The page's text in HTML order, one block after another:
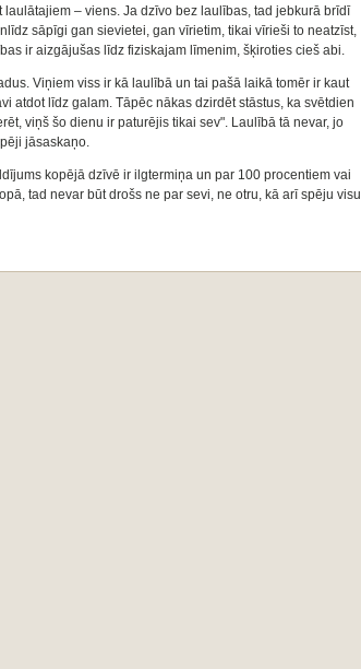
– viens. Ja dzīvo bez laulības, tad jebkurā brīdī
sāpīgi gan sievietei, gan vīrietim, tikai vīrieši to neatzīst,
ir aizgājušas līdz fiziskajam līmenim, šķiroties cieš abi.
Viņiem viss ir kā laulībā un tai pašā laikā tomēr ir kaut
atdot līdz galam. Tāpēc nākas dzirdēt stāstus, ka svētdien
viņš šo dienu ir paturējis tikai sev". Laulībā tā nevar, jo
jāsaskaņo.
kopējā dzīvē ir ilgtermiņa un par 100 procentiem vai
tad nevar būt drošs ne par sevi, ne otru, kā arī spēju visu